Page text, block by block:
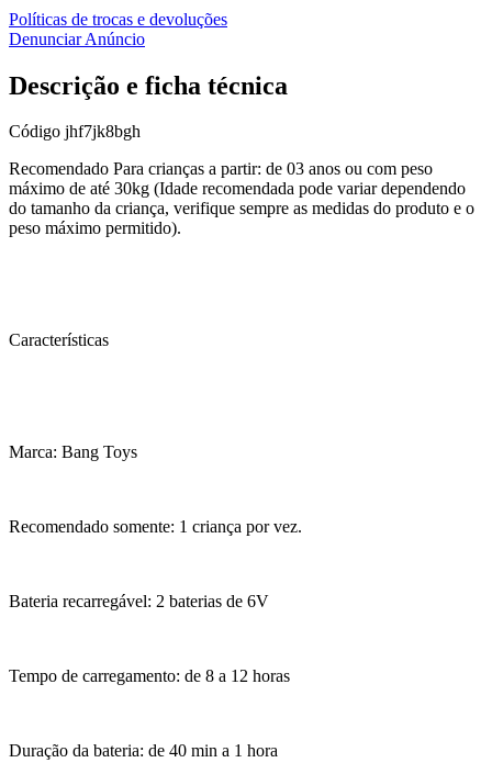
Políticas de trocas e devoluções
Denunciar Anúncio
Descrição e ficha técnica
Código jhf7jk8bgh
Recomendado Para crianças a partir: de 03 anos ou com peso
máximo de até 30kg (Idade recomendada pode variar dependendo
do tamanho da criança, verifique sempre as medidas do produto e o
peso máximo permitido).
Características
Marca: Bang Toys
Recomendado somente: 1 criança por vez.
Bateria recarregável: 2 baterias de 6V
Tempo de carregamento: de 8 a 12 horas
Duração da bateria: de 40 min a 1 hora